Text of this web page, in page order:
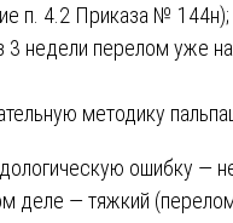
п. 4.2 Приказа № 144н);
недели перелом уже
методику
ошибку —
деле — тяжкий